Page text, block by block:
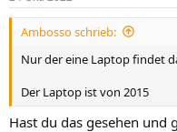
Ambosso schrieb:
Nur der eine Laptop findet
Der Laptop ist von 2015
Hast du das gesehen und